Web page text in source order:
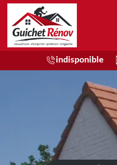
indisponible